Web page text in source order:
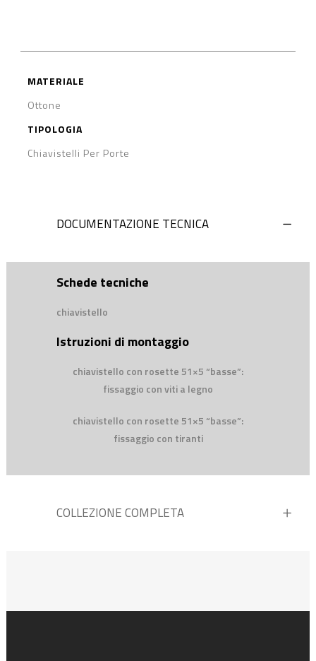
MATERIALE
Ottone
TIPOLOGIA
Chiavistelli Per Porte
DOCUMENTAZIONE TECNICA
Schede tecniche
chiavistello
Istruzioni di montaggio
chiavistello con rosette 51×5 “basse”:
fissaggio con viti a legno
chiavistello con rosette 51×5 “basse”:
fissaggio con tiranti
COLLEZIONE COMPLETA